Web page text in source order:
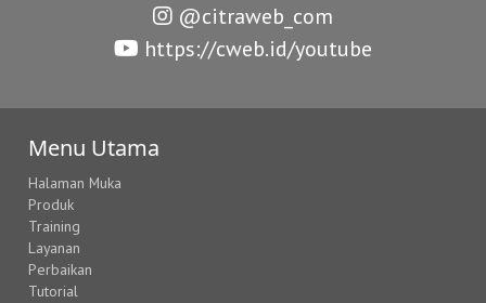
@citraweb_com
https://cweb.id/youtube
Menu Utama
Halaman Muka
Produk
Training
Layanan
Perbaikan
Tutorial